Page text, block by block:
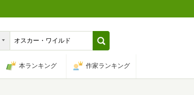
本ランキング 作家ランキング